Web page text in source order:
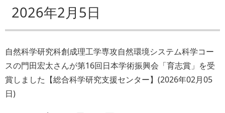
2026年2月5日
自然科学研究科創成理工学専攻自然環境システム科学コー
スの門田宏太さんが第16回日本学術振興会「育志賞」を受
賞しました【総合科学研究支援センター】 (2026年02月05
日)